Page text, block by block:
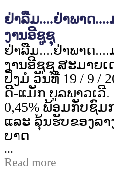
ຢ່າລືມ....ຢ່າພາດ
ງານອີຊູຊຸ
ຢ່າລືມ....ຢ່າພາດ
ງານອີຊູຊຸ ສະມາຍ
ປິ່ງມໍ ວັນທີ່ 19 / 9 /
ດີ-ແມັກ ບູລພາວເວີ
0,45% ພ້ອມກັບຊົມ
ແລະ ລຸ້ນຮັບຂອງລ
ບາດ
...
Read more